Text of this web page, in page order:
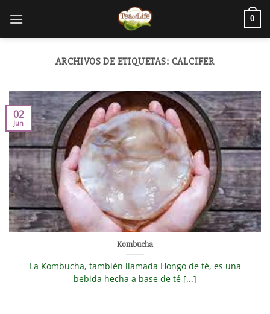
0
ARCHIVOS DE ETIQUETAS: CALCIFER
Kombucha
La Kombucha, también llamada Hongo de té, es una
bebida hecha a base de té [...]
02
Jun